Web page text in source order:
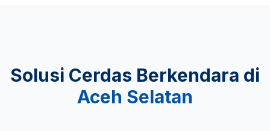
Solusi Cerdas Berkendara di
Aceh Selatan